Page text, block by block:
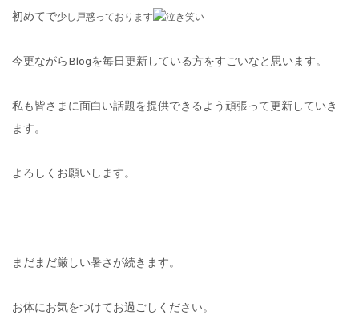
初めてで少し戸惑っております
今更ながらBlogを毎日更新している方をすごいなと思います。
私も皆さまに面白い話題を提供できるよう頑張って更新していき
ます。
よろしくお願いします。
まだまだ厳しい暑さが続きます。
お体にお気をつけてお過ごしください。